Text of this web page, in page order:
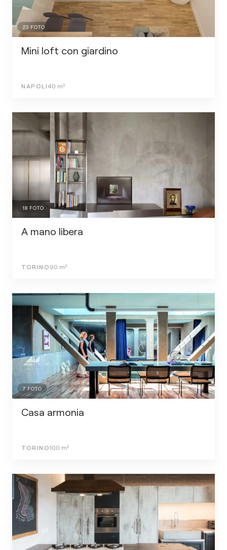
23 FOTO
Mini loft con giardino
NAPOLI40 m²
18 FOTO
A mano libera
TORINO 90 m²
7FOTO
Casa armonia
TORINO100 m²